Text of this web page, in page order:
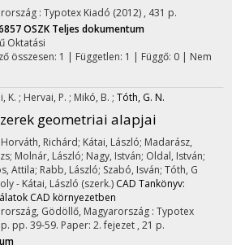
: Typotex Kiadó (2012) , 431 p.
OSZK Teljes dokumentum
Oktatási
összesen: 1 | Független: 1 | Függő: 0 | Nem
K. ; Hervai, P. ; Mikó, B. ; Tóth, G. N.
geometriai alapjai
Richárd; Kátai, László; Madarász,
Molnár, László; Nagy, István; Oldal, István;
Attila; Rabb, László; Szabó, Isván; Tóth, G
- Kátai, László (szerk.) CAD Tankönyv:
CAD környezetben
Gödöllő, Magyarország : Typotex
pp. 39-59. Paper: 2. fejezet , 21 p.